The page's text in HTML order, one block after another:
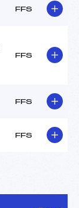
FFS
FFS
FFS
FFS